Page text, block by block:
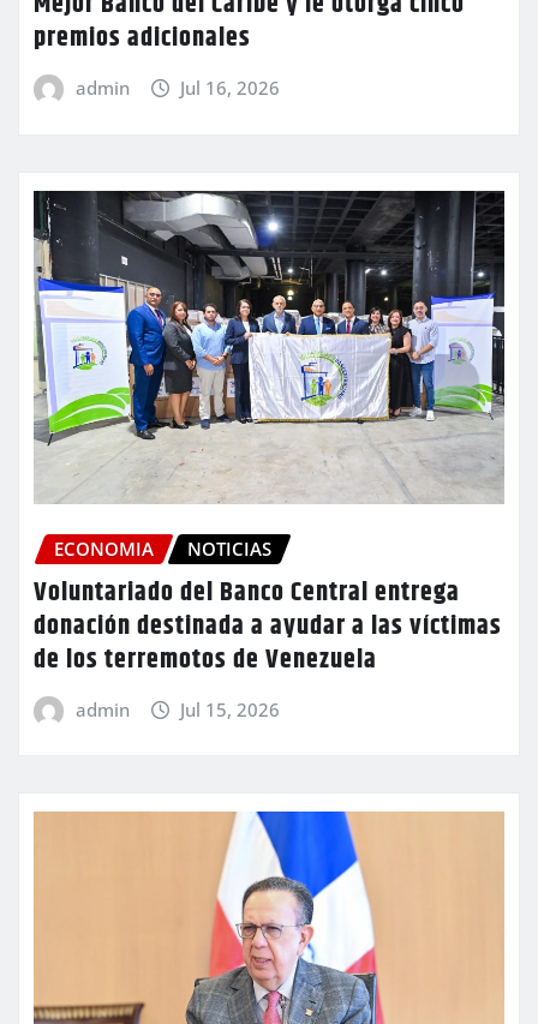
premios adicionales
admin Jul 16, 2026
ECONOMIA NOTICIAS
Voluntariado del Banco Central entrega
donación destinada a ayudar a las víctimas
de los terremotos de Venezuela
admin Jul 15, 2026